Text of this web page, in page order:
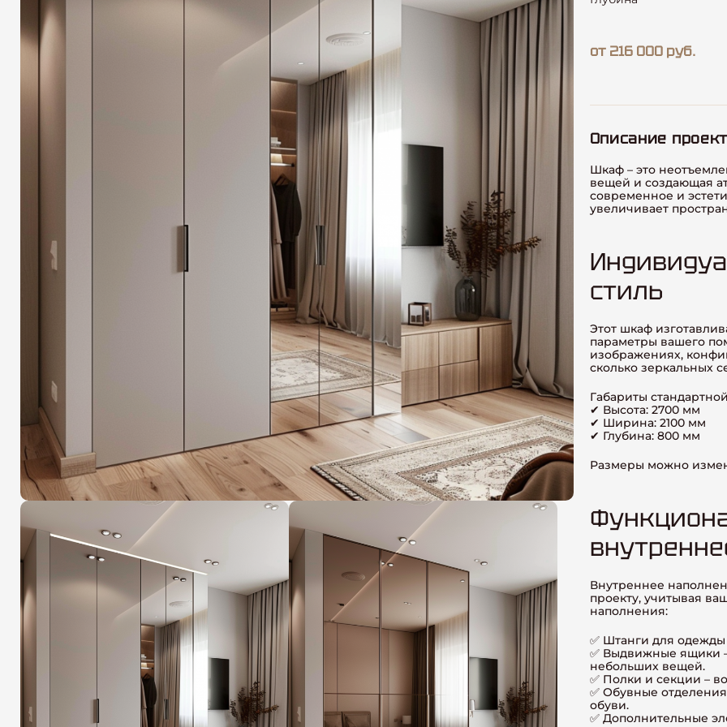
от 216 000 руб.
Описание
Шкаф – это
вещей и создающая
современное и
увеличивает
стиль
Этот шкаф
параметры вашего
изображениях,
сколько зеркальных
Габариты
✔ Высота: 2700 мм
✔ Ширина: 2100 мм
✔ Глубина: 800 мм
Размеры можно
Внутреннее
проекту, учитывая
наполнения:
✅ Штанги для
✅ Выдвижные ящики
небольших вещей.
✅ Полки и секции –
✅ Обувные
обуви.
✅ Дополнительные